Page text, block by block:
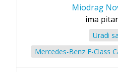
Miodrag
ima
Uradi
Mercedes-Benz E-Class